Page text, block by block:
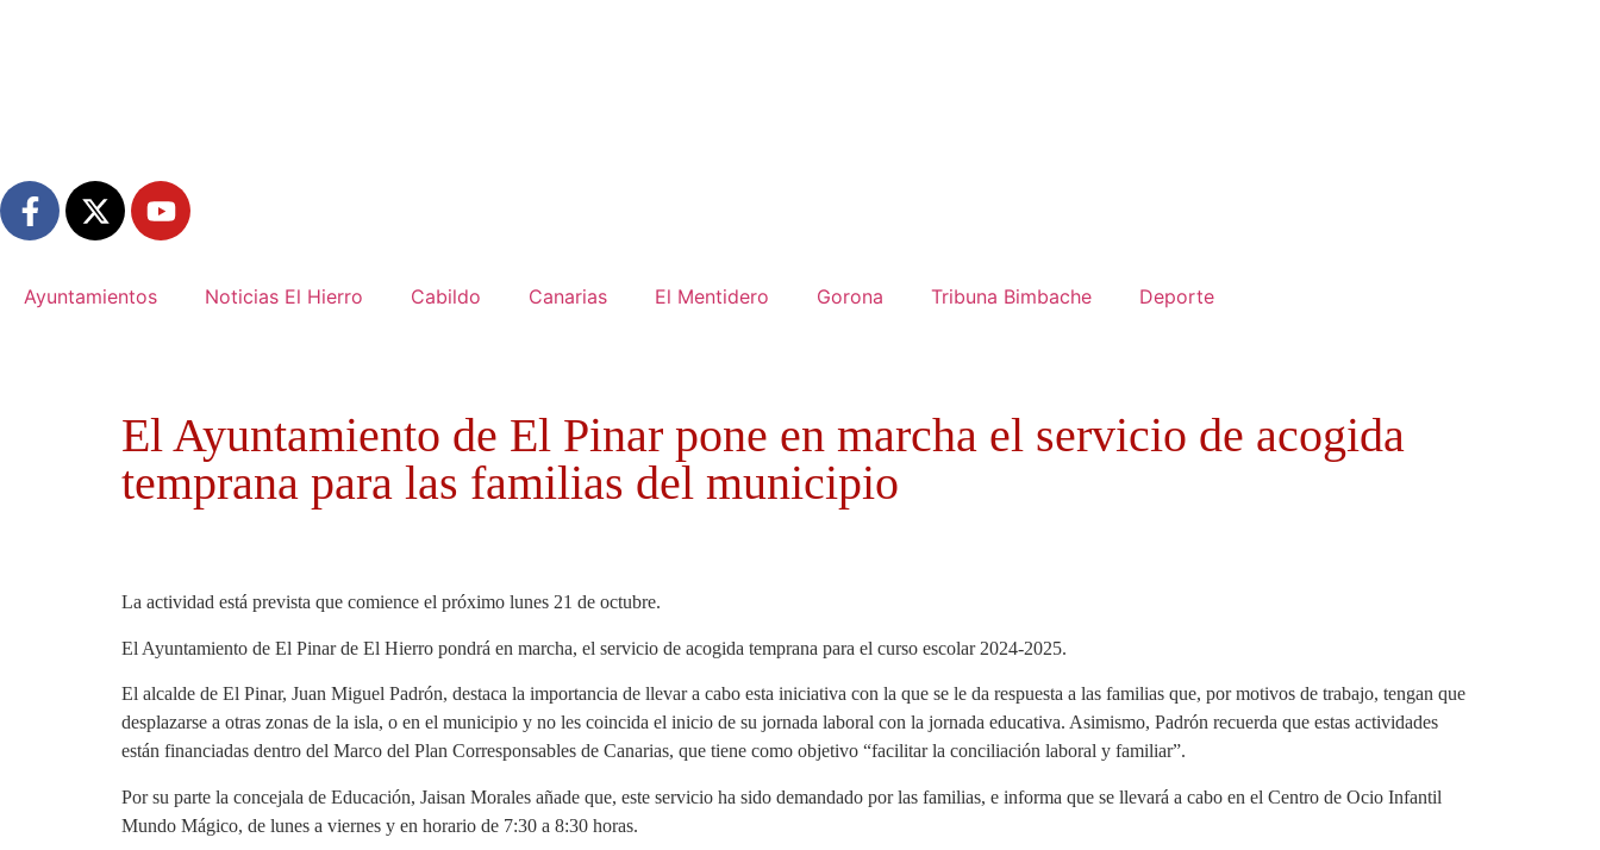
Ayuntamientos Noticias El Hierro Cabildo Canarias El Mentidero Gorona Tribuna Bimbache Deporte
El Ayuntamiento de El Pinar pone en marcha el servicio de acogida
temprana para las familias del municipio
La actividad está prevista que comience el próximo lunes 21 de octubre.
El Ayuntamiento de El Pinar de El Hierro pondrá en marcha, el servicio de acogida temprana para el curso escolar 2024-2025.
El alcalde de El Pinar, Juan Miguel Padrón, destaca la importancia de llevar a cabo esta iniciativa con la que se le da respuesta a las familias que, por motivos de trabajo, tengan que
desplazarse a otras zonas de la isla, o en el municipio y no les coincida el inicio de su jornada laboral con la jornada educativa. Asimismo, Padrón recuerda que estas actividades
están financiadas dentro del Marco del Plan Corresponsables de Canarias, que tiene como objetivo “facilitar la conciliación laboral y familiar”.
Por su parte la concejala de Educación, Jaisan Morales añade que, este servicio ha sido demandado por las familias, e informa que se llevará a cabo en el Centro de Ocio Infantil
Mundo Mágico, de lunes a viernes y en horario de 7:30 a 8:30 horas.